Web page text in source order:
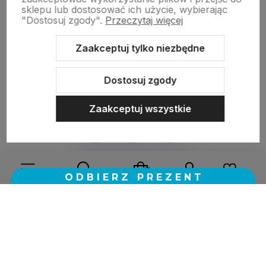
zebranych i zweryfikowanych przez
Sklep internetowy Shoper.pl Szablon Shoper Modern 3.0™
GrowCommerce
sklepu lub dostosować ich użycie, wybierając
"Dostosuj zgody". Przeczytaj więcej
Zaakceptuj tylko niezbędne
Dostosuj zgody
Zaakceptuj wszystkie